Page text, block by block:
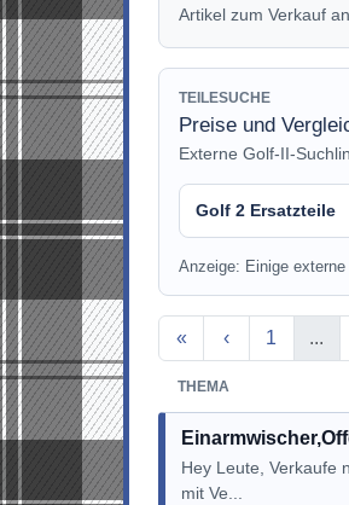
Artikel zum Verkauf
TEILESUCHE
Preise und
Externe Golf-II-
Golf 2 Ersatzteile
Anzeige: Einige
« ‹ 1 ...
THEMA
Hey Leute, Verkaufe
mit Ve...